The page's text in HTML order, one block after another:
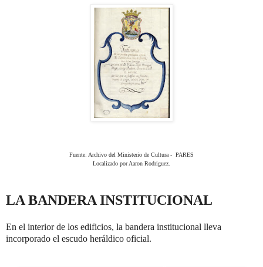
Fuente: Archivo del Ministerio de Cultura - PARES
Localizado por Aaron Rodriguez.
LA BANDERA INSTITUCIONAL
En el interior de los edificios, la bandera institucional lleva
incorporado el escudo heráldico oficial.